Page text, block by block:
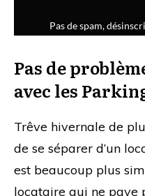
Pas de
avec les
Trêve hivernale de
de se séparer d’un
est beaucoup plus
locataire qui ne paye